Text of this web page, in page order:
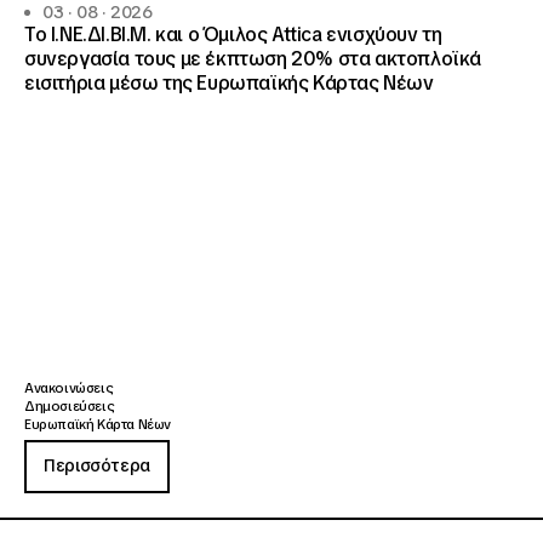
03 · 08 · 2026
Το Ι.ΝΕ.ΔΙ.ΒΙ.Μ. και o Όμιλος Attica ενισχύουν τη
συνεργασία τους με έκπτωση 20% στα ακτοπλοϊκά
εισιτήρια μέσω της Ευρωπαϊκής Κάρτας Νέων
Ανακοινώσεις
Δημοσιεύσεις
Ευρωπαϊκή Κάρτα Νέων
Περισσότερα